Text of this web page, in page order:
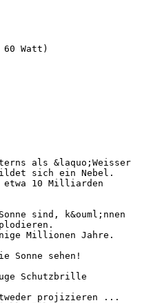
60 Watt)
als &laquo;Weisser
sich ein Nebel.
etwa 10 Milliarden
sind, k&ouml;nnen
Millionen Jahre.
Sonne sehen!
Schutzbrille
projizieren ...